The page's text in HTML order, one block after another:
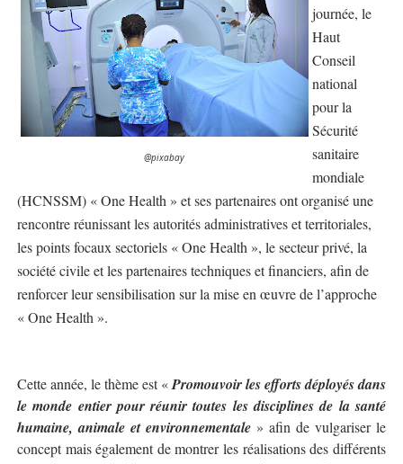
@pixabay
journée, le
Haut
Conseil
national
pour la
Sécurité
sanitaire
mondiale
(HCNSSM) « One Health » et ses partenaires ont organisé une
rencontre réunissant les autorités administratives et territoriales,
les points focaux sectoriels « One Health », le secteur privé, la
société civile et les partenaires techniques et financiers, afin de
renforcer leur sensibilisation sur la mise en œuvre de l’approche
« One Health ».
Cette année, le thème est «Promouvoir les efforts déployés dans
le monde entier pour réunir toutes les disciplines de la santé
humaine, animale et environnementale» afin de vulgariser le
concept mais également de montrer les réalisations des différents